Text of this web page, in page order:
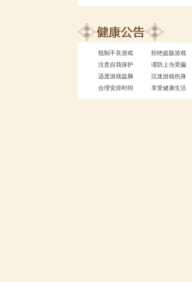
抵制不良游戏
拒绝盗版游戏
注意自我保护
谨防上当受骗
适度游戏益脑
沉迷游戏伤身
合理安排时间
享受健康生活